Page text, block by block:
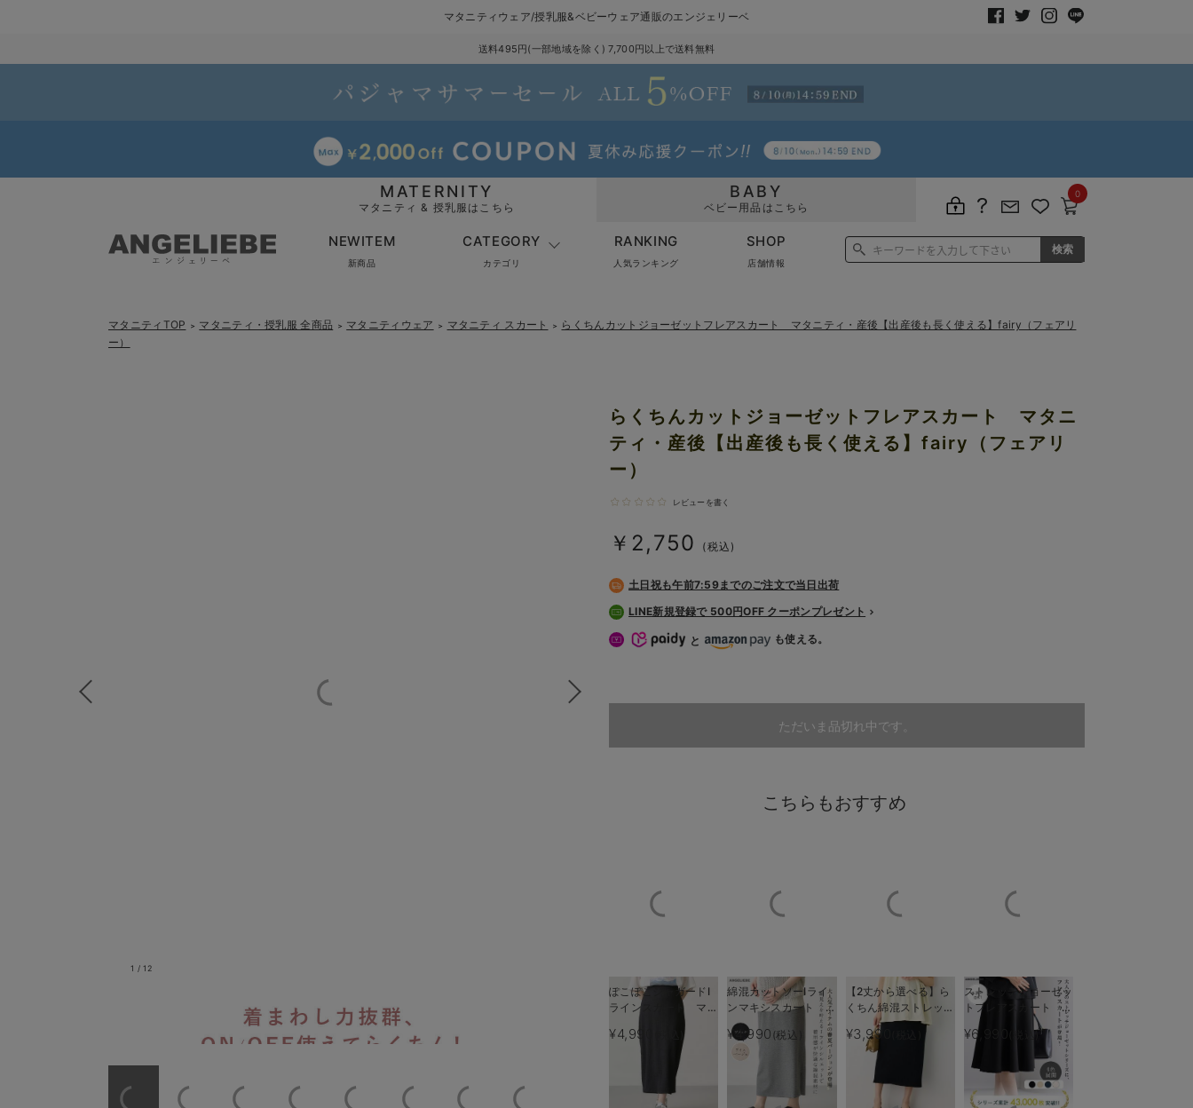
マタニティウェア/授乳服&ベビーウェア通販のエンジェリーベ
送料495円(一部地域を除く) 7,700円以上で送料無料
MATERNITY
マタニティ & 授乳服はこちら
BABY
ベビー用品はこちら
0
NEWITEM
新商品
CATEGORY
カテゴリ
RANKING
人気ランキング
SHOP
店舗情報
マタニティTOP ＞ マタニティ・授乳服 全商品 ＞ マタニティウェア ＞ マタニティ スカート ＞
らくちんカットジョーゼットフレアスカート マタニティ・産後【出産後も長く使える】fairy（フェアリ
ー）
着まわし力抜群、ON・OFF使えてらくちん ぐーんと伸びてらくちん・サイズ調整可
産前の変化するお腹をしっか
1 /12
らくちんカットジョーゼットフレアスカート マタニ
ティ・産後【出産後も長く使える】fairy（フェアリ
ー）
レビューを書く
￥2,750 (税込)
土日祝も午前7:59までのご注文で当日出荷
LINE新規登録で 500円OFF クーポンプレゼント
と も使える。
ただいま品切れ中です。
こちらもおすすめ
ぽこぽこジャガードI
ラインスカート マタ
ニティ・産後【産後も
長く着られる】
¥4,990 (税込)
綿混カットソーIライ
ンマキシスカート マ
タニティ・産後【出産
後も長く着られる】
¥4,990 (税込)
【2丈から選べる】ら
くちん綿混ストレッチ
リブナロースカート
マタニティ・産後【出
産後も長く使える】
¥3,990
ストレッチジョーゼッ
トフレアスカート マ
タニティ・産後【出産
後も長く使える】
¥6,990